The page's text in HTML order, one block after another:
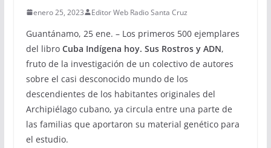
enero 25, 2023 Editor Web Radio Santa Cruz
Guantánamo, 25 ene. – Los primeros 500 ejemplares
del libro Cuba Indígena hoy. Sus Rostros y ADN,
fruto de la investigación de un colectivo de autores
sobre el casi desconocido mundo de los
descendientes de los habitantes originales del
Archipiélago cubano, ya circula entre una parte de
las familias que aportaron su material genético para
el estudio.